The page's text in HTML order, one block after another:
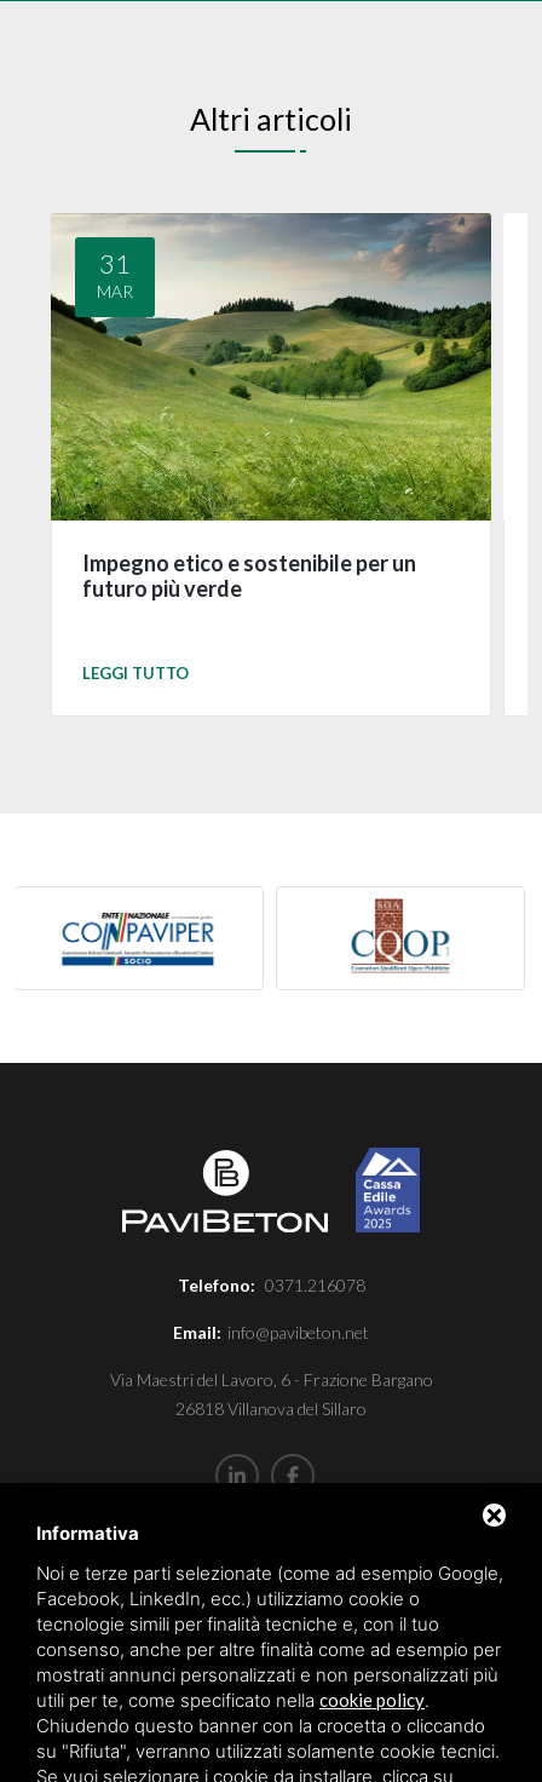
Altri articoli
31
MAR
Impegno etico e sostenibile per un
futuro più verde
LEGGI TUTTO
Telefono: 0371.216078
Email: info@pavibeton.net
Via Maestri del Lavoro, 6 - Frazione Bargano
26818 Villanova del Sillaro
Capitale sociale aziendale € 10.200,00
REA: LO-1451913
Sitemap
Privacy policy
Cookie policy
Informativa
Noi e terze parti selezionate (come ad esempio Google,
Facebook, LinkedIn, ecc.) utilizziamo cookie o
tecnologie simili per finalità tecniche e, con il tuo
consenso, anche per altre finalità come ad esempio per
mostrati annunci personalizzati e non personalizzati più
utili per te, come specificato nella cookie policy.
Chiudendo questo banner con la crocetta o cliccando
su "Rifiuta", verranno utilizzati solamente cookie tecnici.
Se vuoi selezionare i cookie da installare, clicca su